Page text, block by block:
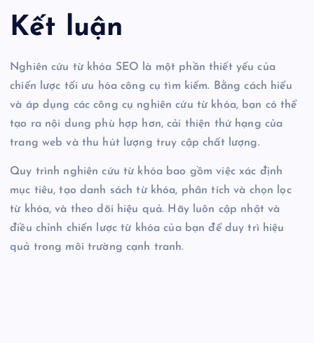
Kết luận
Nghiên cứu từ khóa SEO là một phần thiết yếu của
chiến lược tối ưu hóa công cụ tìm kiếm. Bằng cách hiểu
và áp dụng các công cụ nghiên cứu từ khóa, bạn có thể
tạo ra nội dung phù hợp hơn, cải thiện thứ hạng của
trang web và thu hút lượng truy cập chất lượng.
Quy trình nghiên cứu từ khóa bao gồm việc xác định
mục tiêu, tạo danh sách từ khóa, phân tích và chọn lọc
từ khóa, và theo dõi hiệu quả. Hãy luôn cập nhật và
điều chỉnh chiến lược từ khóa của bạn để duy trì hiệu
quả trong môi trường cạnh tranh.